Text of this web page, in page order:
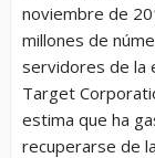
noviembre de
millones de
servidores de la
Target
estima que ha
recuperarse de